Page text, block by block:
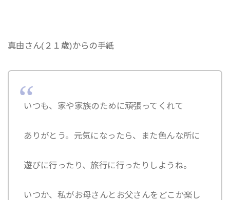
真由さん(２１歳)からの手紙
いつも、家や家族のために頑張ってくれて
ありがとう。元気になったら、また色んな所に
遊びに行ったり、旅行に行ったりしようね。
いつか、私がお母さんとお父さんをどこか楽し